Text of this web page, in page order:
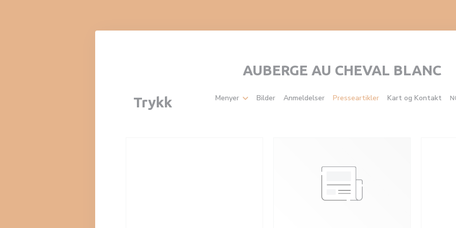
AUBERGE AU CHEVAL BLANC
Menyer Bilder Anmeldelser Presseartikler Kart og Kontakt
Trykk